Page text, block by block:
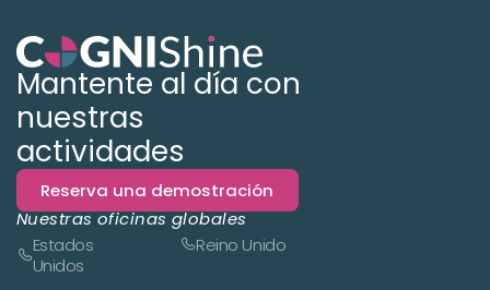
Mantente al día con
nuestras
actividades
Reserva una demostración
Nuestras oficinas globales
Estados
Unidos
Reino Unido